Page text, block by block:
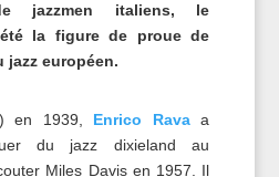
jazzmen italiens, le
la figure de proue de
jazz européen.
en 1939, Enrico Ravaa
du jazz dixieland au
Miles Davis en 1957. Il